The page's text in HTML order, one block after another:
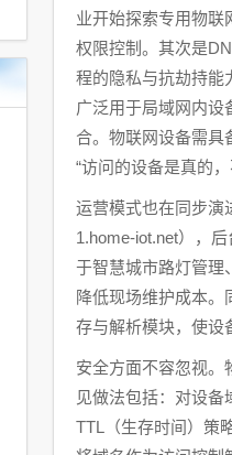
业开始探索专用物联
权限控制。其次是
程的隐私与抗劫持能
广泛用于局域网内设
合。物联网设备需具
“访问的设备是真的，
运营模式也在同步演
1.home-iot.net），
于智慧城市路灯管理
降低现场维护成本
存与解析模块，使设
安全方面不容忽视。
见做法包括：对设
TTL（生存时间）策